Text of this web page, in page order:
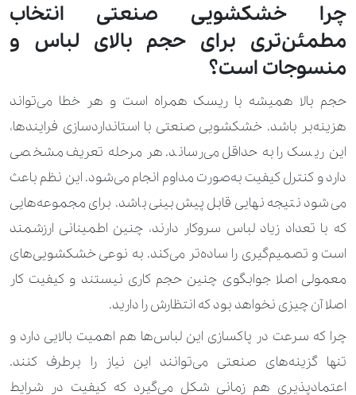
چرا خشکشویی صنعتی انتخاب
مطمئن‌تری برای حجم بالای لباس و
منسوجات است؟
حجم بالا همیشه با ریسک همراه است و هر خطا می‌تواند
هزینه‌بر باشد. خشکشویی صنعتی با استانداردسازی فرایندها،
این ریسک را به حداقل می‌رساند. هر مرحله تعریف مشخصی
دارد و کنترل کیفیت به‌صورت مداوم انجام می‌شود. این نظم باعث
می‌شود نتیجه نهایی قابل پیش‌بینی باشد. برای مجموعه‌هایی
که با تعداد زیاد لباس سروکار دارند، چنین اطمینانی ارزشمند
است و تصمیم‌گیری را ساده‌تر می‌کند. به نوعی خشکشویی‌های
معمولی اصلا جوابگوی چنین حجم کاری نیستند و کیفیت کار
اصلا آن چیزی نخواهد بود که انتظارش را دارید.
چرا که سرعت در پاکسازی این لباس‌ها هم اهمیت بالایی دارد و
تنها گزینه‌های صنعتی می‌توانند این نیاز را برطرف کنند.
اعتمادپذیری هم زمانی شکل می‌گیرد که کیفیت در شرایط